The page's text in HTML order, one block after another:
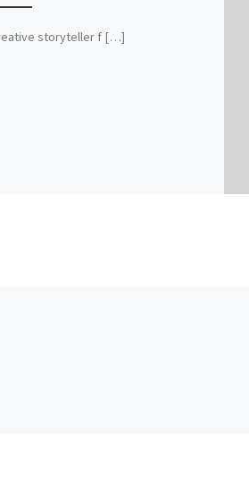
storyteller f […]